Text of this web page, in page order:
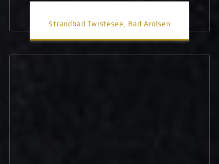
Strandbad Twistesee, Bad Arolsen